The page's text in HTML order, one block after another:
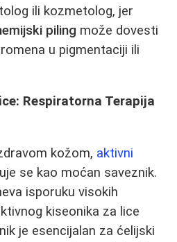
ili kozmetolog, jer
piling može dovesti
u pigmentaciji ili
Respiratorna Terapija
kožom, aktivni
se kao moćan saveznik.
isporuku visokih
kiseonika za lice
je esencijalan za ćelijski